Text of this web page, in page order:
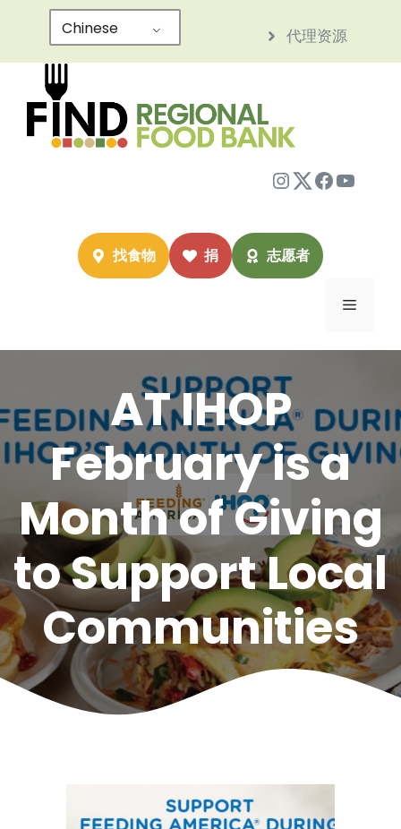
内
代理资源
Chinese
Instagram
Twitter
找食物 捐 志愿者
菜
AT IHOP
February is a
Month of Giving
to Support Local
Communities